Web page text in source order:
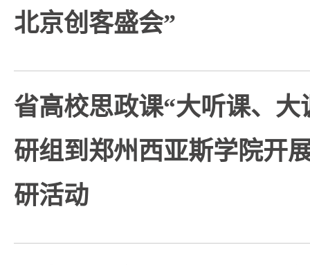
北京创客盛会”
省高校思政课“大听课、大
研组到郑州西亚斯学院开
研活动